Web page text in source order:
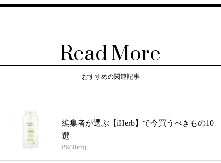
Read More
おすすめの関連記事
編集者が選ぶ【iHerb】で今買うべきもの10
選
PR(iHerb)